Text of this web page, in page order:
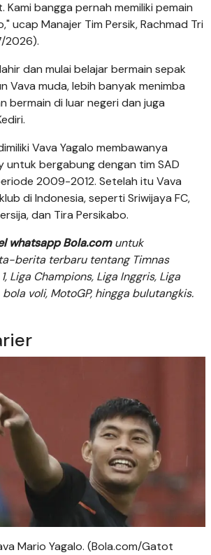
Kami bangga pernah memiliki pemain
ucap Manajer Tim Persik, Rachmad Tri
2026).
dan mulai belajar bermain sepak
Vava muda, lebih banyak menimba
bermain di luar negeri dan juga
Vava Yagalo membawanya
untuk bergabung dengan tim SAD
2009-2012. Setelah itu Vava
di Indonesia, seperti Sriwijaya FC,
dan Tira Persikabo.
whatsapp Bola.comuntuk
berita terbaru tentang Timnas
Liga Champions, Liga Inggris, Liga
voli, MotoGP, hingga bulutangkis.
Mario Yagalo. (Bola.com/Gatot